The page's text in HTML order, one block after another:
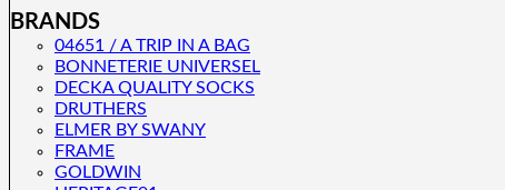
BRANDS
04651 / A TRIP IN A BAG
BONNETERIE UNIVERSEL
DECKA QUALITY SOCKS
DRUTHERS
ELMER BY SWANY
FRAME
GOLDWIN
Menü schließen
Kategorien
NEU
DESIGNER